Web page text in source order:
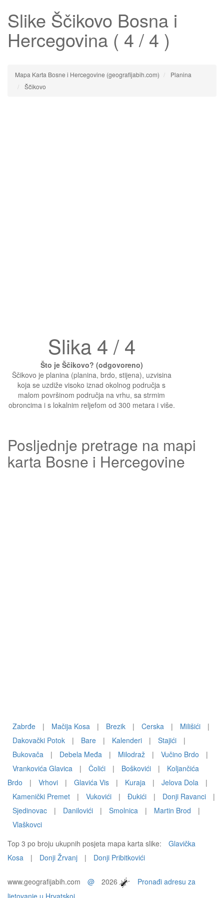
Slike Ščikovo Bosna i
Hercegovina ( 4 / 4 )
Mapa Karta Bosne i Hercegovine (geografijabih.com)
Planina
Ščikovo
Slika 4 / 4
Što je Ščikovo? (odgovoreno)
Ščikovo je planina (planina, brdo, stijena), uzvisina
koja se uzdiže visoko iznad okolnog područja s
malom površinom područja na vrhu, sa strmim
obroncima i s lokalnim reljefom od 300 metara i više.
Posljednje pretrage na mapi
karta Bosne i Hercegovine
Zabrđe | Mačija Kosa | Brezik | Cerska | Milišići
|
Dakovački Potok
| Bare | Kalenderi | Stajići
|
Bukovača
| Debela Međa | Milodraž | Vučino Brdo
|
Vrankovića Glavica
| Čolići | Boškovići |
Koljančića
Brdo
| Vrhovi | Glavića Vis | Kuraja | Jelova Dola
|
Kamenički Premet
| Vukovići | Đukići | Donji Ravanci
|
Sjedinovac
| Danilovići | Smolnica | Martin Brod
|
Vlaškovci
Top 3 po broju ukupnih posjeta mapa karta slike:
Glavička
Kosa
| Donji Žrvanj | Donji Pribitkovići
www.geografijabih.com @ 2026
Pronađi adresu za